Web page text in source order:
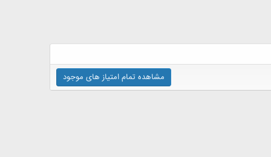
مشاهده تمام امتیاز های موجود